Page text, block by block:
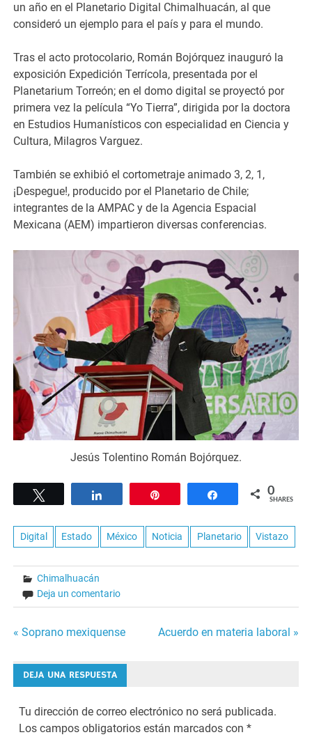
un año en el Planetario Digital Chimalhuacán, al que
consideró un ejemplo para el país y para el mundo.
Tras el acto protocolario, Román Bojórquez inauguró la
exposición Expedición Terrícola, presentada por el
Planetarium Torreón; en el domo digital se proyectó por
primera vez la película “Yo Tierra”, dirigida por la doctora
en Estudios Humanísticos con especialidad en Ciencia y
Cultura, Milagros Varguez.
También se exhibió el cortometraje animado 3, 2, 1,
¡Despegue!, producido por el Planetario de Chile;
integrantes de la AMPAC y de la Agencia Espacial
Mexicana (AEM) impartieron diversas conferencias.
Jesús Tolentino Román Bojórquez.
Share 0
SHARES
Digital Estado México Noticia Planetario Vistazo
Chimalhuacán
Deja un comentario
Navegación
de
entradas
« Soprano mexiquense Acuerdo en materia laboral »
DEJA UNA RESPUESTA
Tu dirección de correo electrónico no será publicada.
Los campos obligatorios están marcados con*